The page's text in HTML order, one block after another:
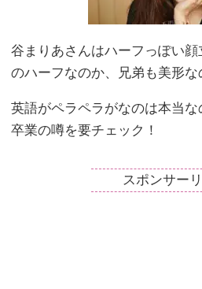
谷まりあさんはハーフっぽい
のハーフなのか、兄弟も美形な
英語がペラペラがなのは本当
卒業の噂を要チェック！
スポンサー